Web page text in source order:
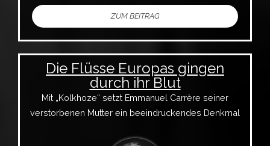
ZUM BEITRAG
Die Flüsse Europas gingen
durch ihr Blut
Mit „Kolkhoze“ setzt Emmanuel Carrère seiner
verstorbenen Mutter ein beeindruckendes Denkmal